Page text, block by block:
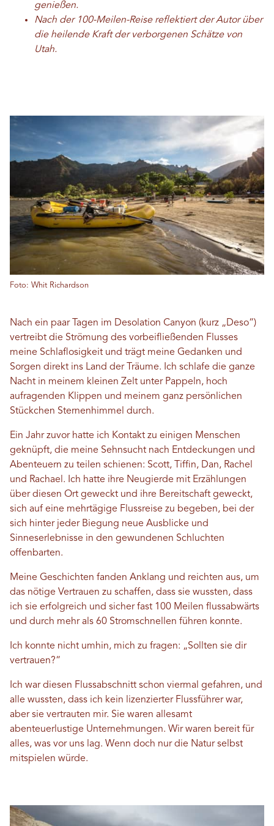
genießen.
Nach der 100-Meilen-Reise reflektiert der Autor über
die heilende Kraft der verborgenen Schätze von
Utah.
Foto: Whit Richardson
Nach ein paar Tagen im Desolation Canyon (kurz „Deso“)
vertreibt die Strömung des vorbeifließenden Flusses
meine Schlaflosigkeit und trägt meine Gedanken und
Sorgen direkt ins Land der Träume. Ich schlafe die ganze
Nacht in meinem kleinen Zelt unter Pappeln, hoch
aufragenden Klippen und meinem ganz persönlichen
Stückchen Sternenhimmel durch.
Ein Jahr zuvor hatte ich Kontakt zu einigen Menschen
geknüpft, die meine Sehnsucht nach Entdeckungen und
Abenteuern zu teilen schienen: Scott, Tiffin, Dan, Rachel
und Rachael. Ich hatte ihre Neugierde mit Erzählungen
über diesen Ort geweckt und ihre Bereitschaft geweckt,
sich auf eine mehrtägige Flussreise zu begeben, bei der
sich hinter jeder Biegung neue Ausblicke und
Sinneserlebnisse in den gewundenen Schluchten
offenbarten.
Meine Geschichten fanden Anklang und reichten aus, um
das nötige Vertrauen zu schaffen, dass sie wussten, dass
ich sie erfolgreich und sicher fast 100 Meilen flussabwärts
und durch mehr als 60 Stromschnellen führen konnte.
Ich konnte nicht umhin, mich zu fragen: „Sollten sie dir
vertrauen?“
Ich war diesen Flussabschnitt schon viermal gefahren, und
alle wussten, dass ich kein lizenzierter Flussführer war,
aber sie vertrauten mir. Sie waren allesamt
abenteuerlustige Unternehmungen. Wir waren bereit für
alles, was vor uns lag. Wenn doch nur die Natur selbst
mitspielen würde.